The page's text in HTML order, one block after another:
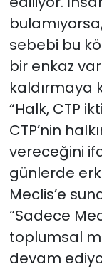
sebebi bu
bir enkaz
kaldırmaya
“Halk, CTP
CTP’nin
vereceğini
günlerde
Meclis’e
“Sadece
toplumsal
devam